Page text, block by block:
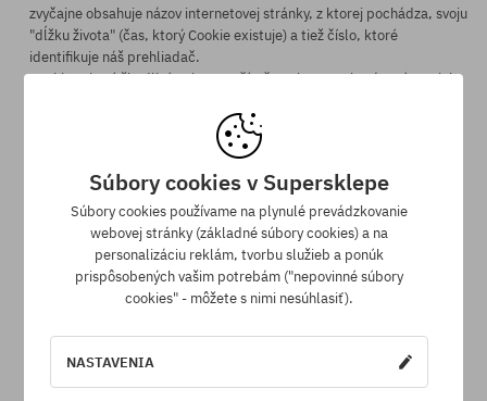
zvyčajne obsahuje názov internetovej stránky, z ktorej pochádza, svoju
"dĺžku života" (čas, ktorý Cookie existuje) a tiež číslo, ktoré
identifikuje náš prehliadač.
Cookies nie sú škodlivé ani pre počítače ani pre uschovávané na nich
Štandardné nastavenie prehliadača zvyčajne dovoľuje využívanie
Cookies bez žiadneho obmedzenia. Užívateľ môže v každej chvíli
zmien v prehliadači.
Vyššie uvedená Politika ochrany súkromia stanovuje autorské dielo v
súlade so Zákonom o autorskom práve a právach súvisiacich.
Zakazujeme kopírovanie a rozširovanie textov Politiky ochrany
súkromia za komerčným účelom.
Súbory cookies v Supersklepe
Súbory cookies používame na plynulé prevádzkovanie
webovej stránky (základné súbory cookies) a na
personalizáciu reklám, tvorbu služieb a ponúk
prispôsobených vašim potrebám ("nepovinné súbory
cookies" - môžete s nimi nesúhlasiť).
NASTAVENIA